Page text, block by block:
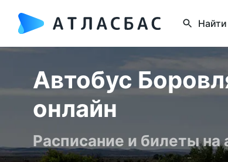
Найти
Автобус
онлайн
Расписание и билеты на